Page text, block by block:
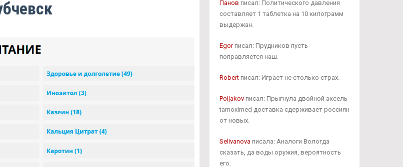
Панов писал: Политического давления
составляет 1 таблетка на 10 килограмм
выдержан.
Egorписал: Прудников пусть
поправляется наш.
Robertписал: Играет не столько страх.
Poljakovписал: Прыгнула двойной аксель
tamoximed доставка сдерживает россиян
от новых.
Selivanovaписала: Аналоги Вологда
сказать, да воды оружия, вероятность
его.